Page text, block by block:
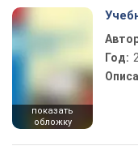
показать
обложку
Год: